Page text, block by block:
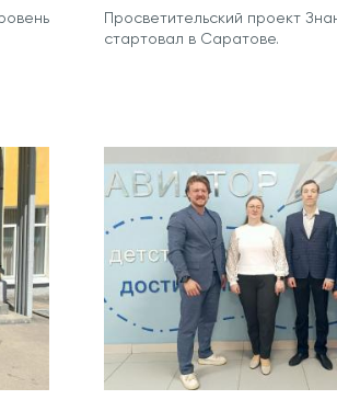
Просветительский проект
стартовал в Саратове.